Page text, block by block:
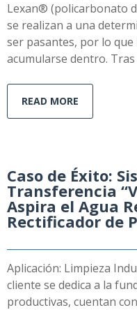
Lexan® (policarbonato
se realizan a una
ser pasantes, por lo
acumularse dentro. Tras
READ MORE
Caso de Éxito:
Transferencia
Aspira el Agua
Rectificador de
Aplicación: Limpieza
cliente se dedica a la
productivas, cuentan